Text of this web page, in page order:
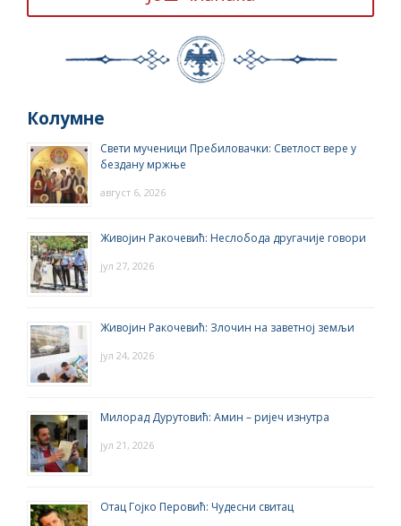
Колумне
Свети мученици Пребиловачки: Светлост вере у
бездану мржње
август 6, 2026
Живојин Ракочевић: Неслобода другачије говори
јул 27, 2026
Живојин Ракочевић: Злочин на заветној земљи
јул 24, 2026
Милорад Дурутовић: Амин – ријеч изнутра
јул 21, 2026
Отац Гојко Перовић: Чудесни свитац